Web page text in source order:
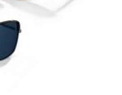
Подходящие очки